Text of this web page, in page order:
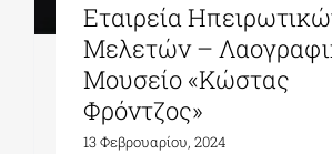
Εταιρεία
Μελετών –
Μουσείο «Κώστας
Φρόντζος»
13 Φεβρουαρίου, 2024